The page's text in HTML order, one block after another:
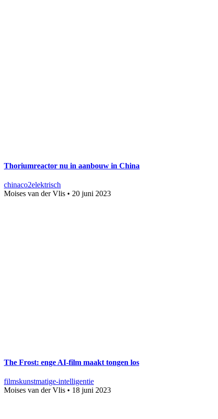
Thoriumreactor nu in aanbouw in China
chinaco2elektrisch
Moises van der Vlis • 20 juni 2023
The Frost: enge AI-film maakt tongen los
filmskunstmatige-intelligentie
Moises van der Vlis • 18 juni 2023